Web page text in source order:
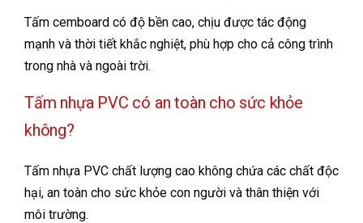
Tấm cemboard có độ bền cao, chịu được tác động
mạnh và thời tiết khắc nghiệt, phù hợp cho cả công trình
trong nhà và ngoài trời.
Tấm nhựa PVC có an toàn cho sức khỏe
không?
Tấm nhựa PVC chất lượng cao không chứa các chất độc
hại, an toàn cho sức khỏe con người và thân thiện với
môi trường.